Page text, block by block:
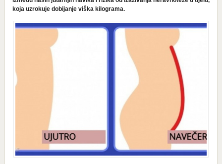
koja uzrokuje dobijanje viška kilograma.